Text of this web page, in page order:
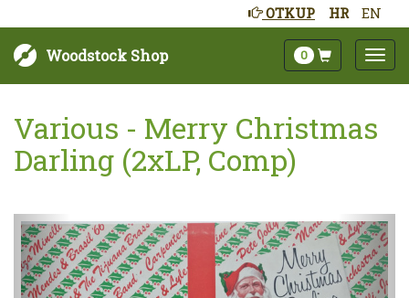
HR EN
OTKUP
Woodstock Shop 0
Various - Merry Christmas
Darling (2xLP, Comp)
Sljedeće